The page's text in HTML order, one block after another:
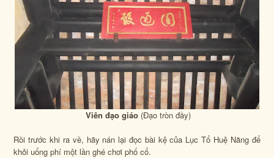
Viên đạo giáo (Đạo tròn đầy)
Rồi trước khi ra về, hãy nán lại đọc bài kệ của Lục Tổ Huệ Năng để
khỏi uổng phí một lần ghé chơi phố cổ.